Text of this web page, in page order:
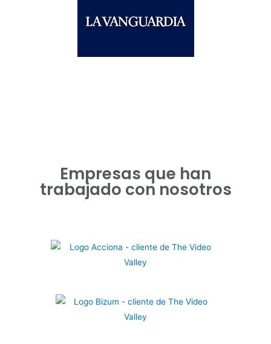
Empresas que han
trabajado con nosotros